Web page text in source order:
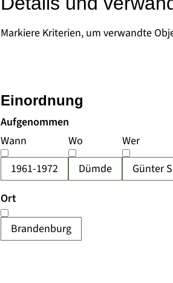
Markiere Kriterien, um verwandte
Aufgenommen
Wann
1961-1972
Wo
Dümde
Wer
Günter
Ort
Brandenburg
Einordnung